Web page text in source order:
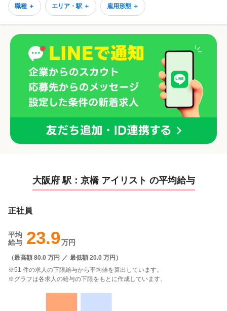
職種 ＋ エリア・駅 ＋ 雇用形態 ＋
大阪府 駅：京橋 アイリスト の平均給与
正社員
平均
給与 23.9万円
（最高額 80.0 万円 ／ 最低額 20.0 万円 ）
※51 件の求人の下限給与から平均値を算出しています。
※グラフは各求人の給与の下限をもとに作成しています。